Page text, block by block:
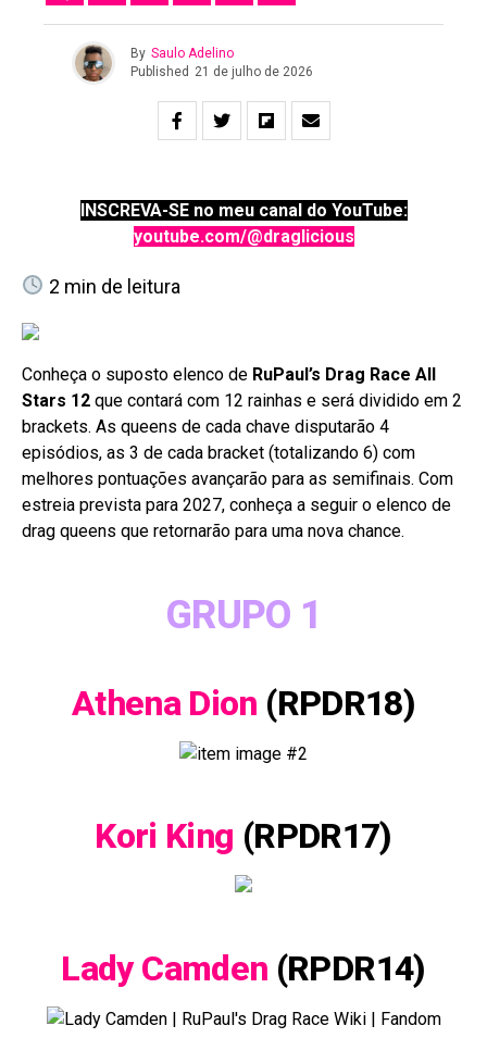
By Saulo Adelino
Published 21 de julho de 2026
INSCREVA-SE no meu canal do YouTube:
youtube.com/@draglicious
2 min de leitura
Conheça o suposto elenco de RuPaul’s Drag Race All
Stars 12 que contará com 12 rainhas e será dividido em 2
brackets. As queens de cada chave disputarão 4
episódios, as 3 de cada bracket (totalizando 6) com
melhores pontuações avançarão para as semifinais. Com
estreia prevista para 2027, conheça a seguir o elenco de
drag queens que retornarão para uma nova chance.
GRUPO 1
Athena Dion (RPDR18)
Kori King (RPDR17)
Lady Camden (RPDR14)